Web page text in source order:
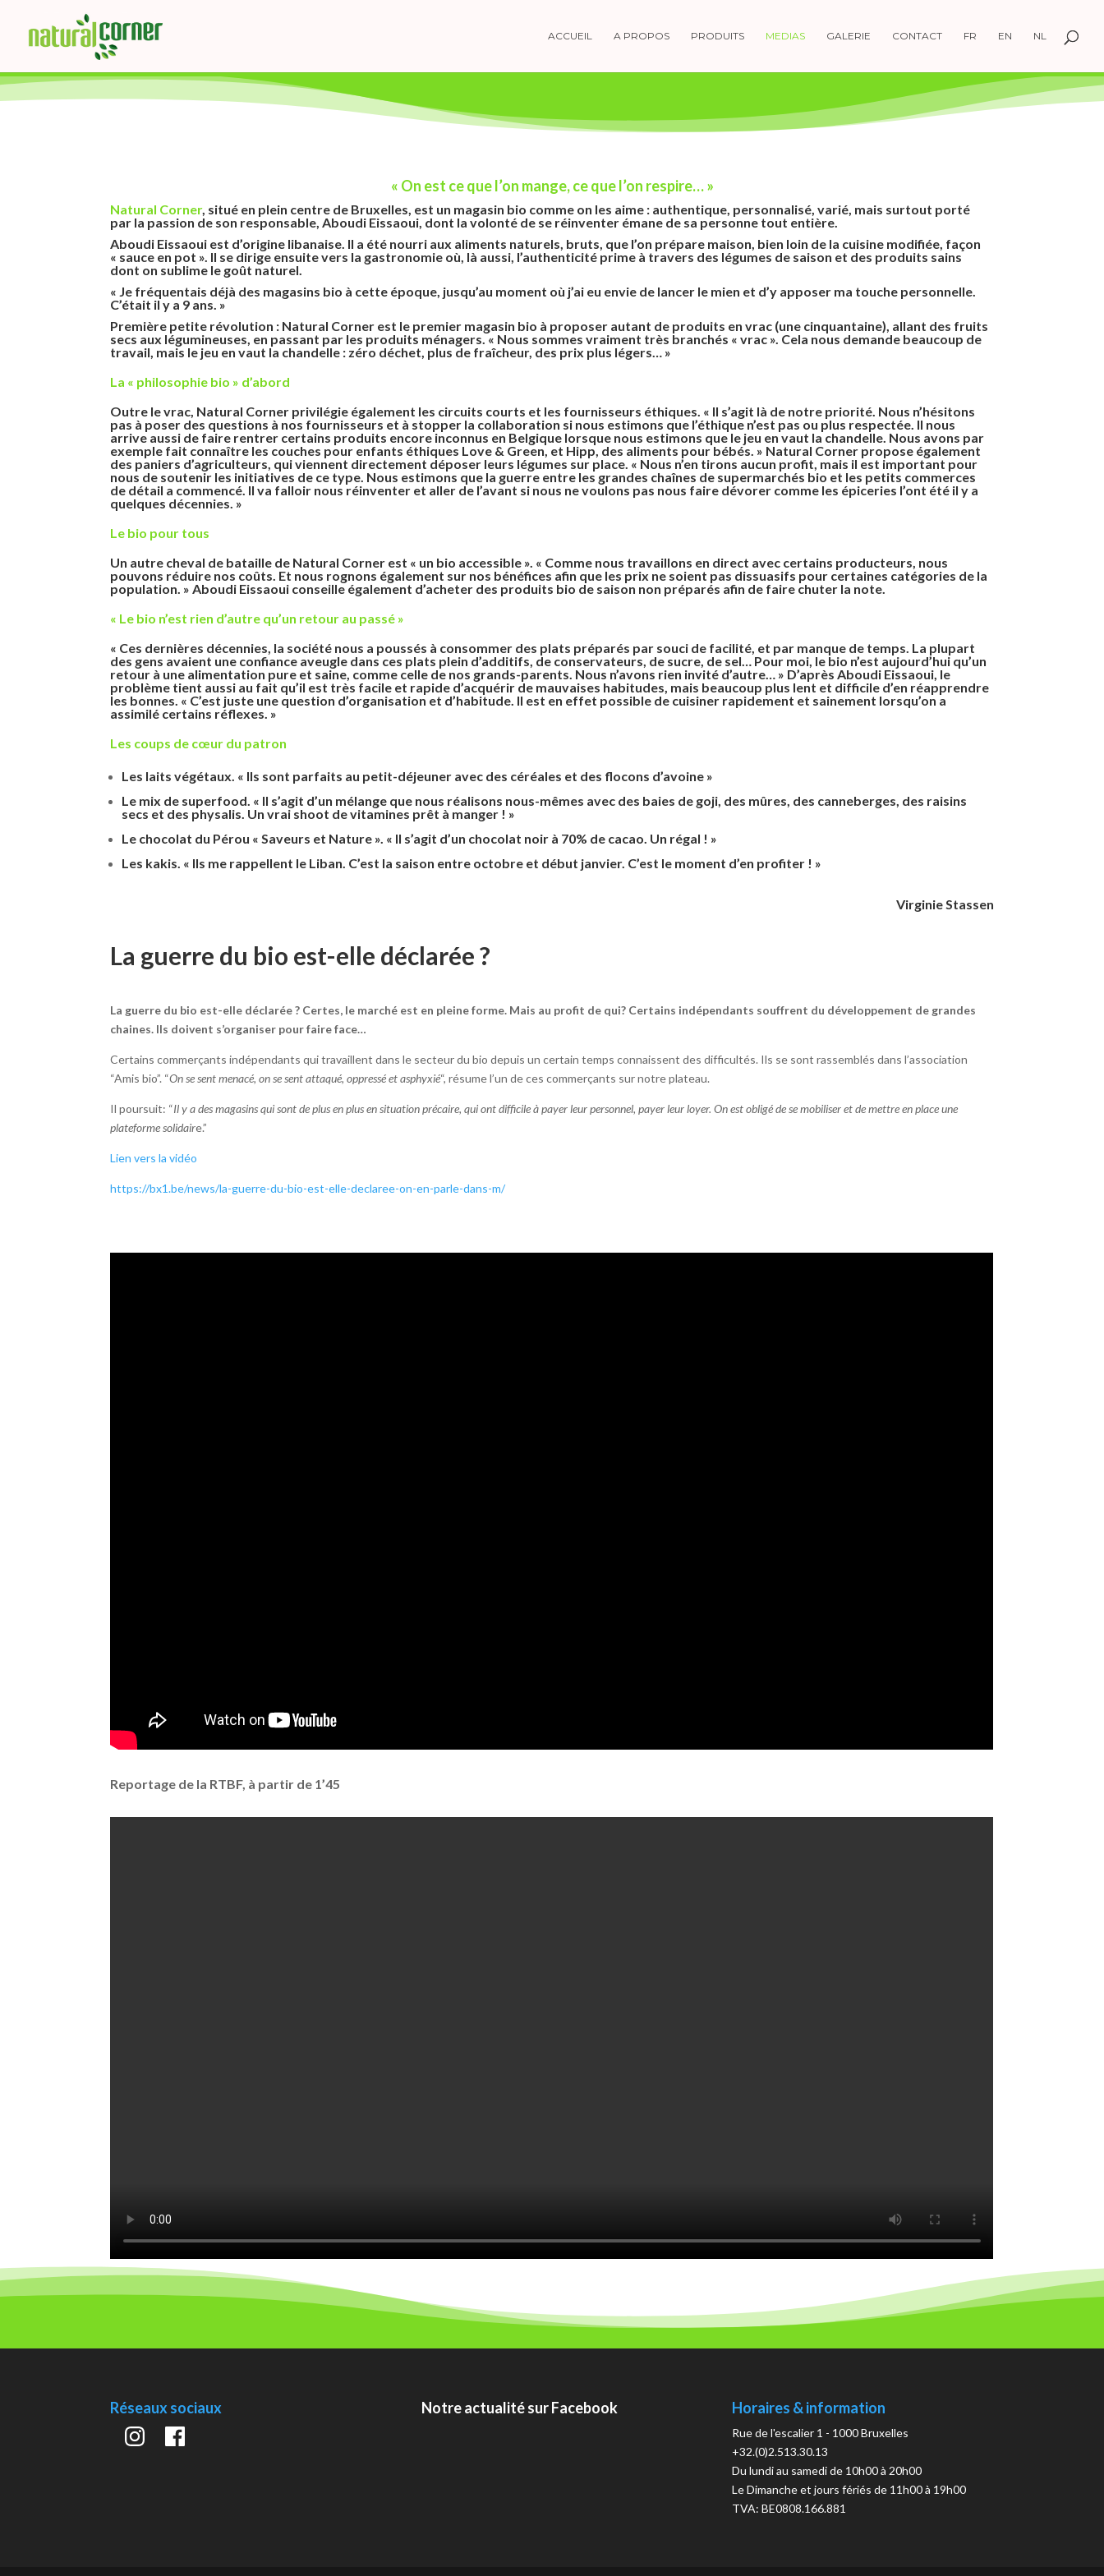
ACCUEIL A PROPOS PRODUITS MEDIAS GALERIE CONTACT FR EN NL
« On est ce que l’on mange, ce que l’on respire… »
Natural Corner, situé en plein centre de Bruxelles, est un magasin bio comme on les aime : authentique, personnalisé, varié, mais surtout porté
par la passion de son responsable, Aboudi Eissaoui, dont la volonté de se réinventer émane de sa personne tout entière.
Aboudi Eissaoui est d’origine libanaise. Il a été nourri aux aliments naturels, bruts, que l’on prépare maison, bien loin de la cuisine modifiée, façon
« sauce en pot ». Il se dirige ensuite vers la gastronomie où, là aussi, l’authenticité prime à travers des légumes de saison et des produits sains
dont on sublime le goût naturel.
« Je fréquentais déjà des magasins bio à cette époque, jusqu’au moment où j’ai eu envie de lancer le mien et d’y apposer ma touche personnelle.
C’était il y a 9 ans. »
Première petite révolution : Natural Corner est le premier magasin bio à proposer autant de produits en vrac (une cinquantaine), allant des fruits
secs aux légumineuses, en passant par les produits ménagers. « Nous sommes vraiment très branchés « vrac ». Cela nous demande beaucoup de
travail, mais le jeu en vaut la chandelle : zéro déchet, plus de fraîcheur, des prix plus légers… »
La « philosophie bio » d’abord
Outre le vrac, Natural Corner privilégie également les circuits courts et les fournisseurs éthiques. « Il s’agit là de notre priorité. Nous n’hésitons
pas à poser des questions à nos fournisseurs et à stopper la collaboration si nous estimons que l’éthique n’est pas ou plus respectée. Il nous
arrive aussi de faire rentrer certains produits encore inconnus en Belgique lorsque nous estimons que le jeu en vaut la chandelle. Nous avons par
exemple fait connaître les couches pour enfants éthiques Love & Green, et Hipp, des aliments pour bébés. » Natural Corner propose également
des paniers d’agriculteurs, qui viennent directement déposer leurs légumes sur place. « Nous n’en tirons aucun profit, mais il est important pour
nous de soutenir les initiatives de ce type. Nous estimons que la guerre entre les grandes chaînes de supermarchés bio et les petits commerces
de détail a commencé. Il va falloir nous réinventer et aller de l’avant si nous ne voulons pas nous faire dévorer comme les épiceries l’ont été il y a
quelques décennies. »
Le bio pour tous
Un autre cheval de bataille de Natural Corner est « un bio accessible ». « Comme nous travaillons en direct avec certains producteurs, nous
pouvons réduire nos coûts. Et nous rognons également sur nos bénéfices afin que les prix ne soient pas dissuasifs pour certaines catégories de la
population. » Aboudi Eissaoui conseille également d’acheter des produits bio de saison non préparés afin de faire chuter la note.
« Le bio n’est rien d’autre qu’un retour au passé »
« Ces dernières décennies, la société nous a poussés à consommer des plats préparés par souci de facilité, et par manque de temps. La plupart
des gens avaient une confiance aveugle dans ces plats plein d’additifs, de conservateurs, de sucre, de sel… Pour moi, le bio n’est aujourd’hui qu’un
retour à une alimentation pure et saine, comme celle de nos grands-parents. Nous n’avons rien invité d’autre… » D’après Aboudi Eissaoui, le
problème tient aussi au fait qu’il est très facile et rapide d’acquérir de mauvaises habitudes, mais beaucoup plus lent et difficile d’en réapprendre
les bonnes. « C’est juste une question d’organisation et d’habitude. Il est en effet possible de cuisiner rapidement et sainement lorsqu’on a
assimilé certains réflexes. »
Les coups de cœur du patron
Les laits végétaux. « Ils sont parfaits au petit-déjeuner avec des céréales et des flocons d’avoine »
Le mix de superfood. « Il s’agit d’un mélange que nous réalisons nous-mêmes avec des baies de goji, des mûres, des canneberges, des raisins
secs et des physalis. Un vrai shoot de vitamines prêt à manger ! »
Le chocolat du Pérou « Saveurs et Nature ». « Il s’agit d’un chocolat noir à 70% de cacao. Un régal ! »
Les kakis. « Ils me rappellent le Liban. C’est la saison entre octobre et début janvier. C’est le moment d’en profiter ! »
Virginie Stassen
La guerre du bio est-elle déclarée ?
La guerre du bio est-elle déclarée ? Certes, le marché est en pleine forme. Mais au profit de qui? Certains indépendants souffrent du développement de grandes
chaines. Ils doivent s’organiser pour faire face…
Certains commerçants indépendants qui travaillent dans le secteur du bio depuis un certain temps connaissent des difficultés. Ils se sont rassemblés dans l’association
“Amis bio”. “On se sent menacé, on se sent attaqué, oppressé et asphyxié“, résume l’un de ces commerçants sur notre plateau.
Il poursuit: “Il y a des magasins qui sont de plus en plus en situation précaire, qui ont difficile à payer leur personnel, payer leur loyer. On est obligé de se mobiliser et de mettre en place une
plateforme solidaire.”
Lien vers la vidéo
https://bx1.be/news/la-guerre-du-bio-est-elle-declaree-on-en-parle-dans-m/
Reportage de la RTBF, à partir de 1’45
Réseaux sociaux
InstagramFacebook
Notre actualité sur Facebook Horaires & information
Rue de l'escalier 1 - 1000 Bruxelles
+32.(0)2.513.30.13
Du lundi au samedi de 10h00 à 20h00
Le Dimanche et jours fériés de 11h00 à 19h00
TVA: BE0808.166.881